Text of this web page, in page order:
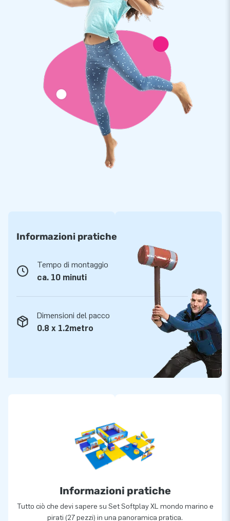
importanti per noi, quindi gli elementi Softplay durano a lungo.
E cosa ancora più divertente, sono disponibili in vari temi. Il
tema mondo marino e pirati include elementi Softplay con
pesci allegri, dettagli marini e può essere riposto in una
custodia a forma di scrigno!
Ordina online sets di Softplay unici a tema pirata
Siamo conosciuti per la nostra vasta gamma di castelli
gonfiabili e vari altri oggetti gonfiabili. Con la nostra
collezione di softplay sviluppata internamente offri un
ambiente di gioco sicuro in cui i bambini possono liberare la
loro fantasia ed energia. Il Softplay si trova, ad esempio, in
Informazioni pratiche
Tempo di montaggio
ca. 10 minuti
Dimensioni del pacco
0.8 x 1.2metro
Informazioni pratiche
Tutto ciò che devi sapere su Set Softplay XL mondo marino e
pirati (27 pezzi) in una panoramica pratica.